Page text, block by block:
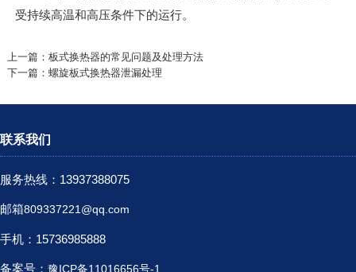
受持续高温和高压条件下的运行。
上一篇： 板式换热器的常见问题及处理方法
下一篇： 螺旋板式换热器泄漏处理
联系我们
服务热线：13937388075
邮箱809337221@qq.com
手机：15736985888
备案号： 豫ICP备11016656号-1